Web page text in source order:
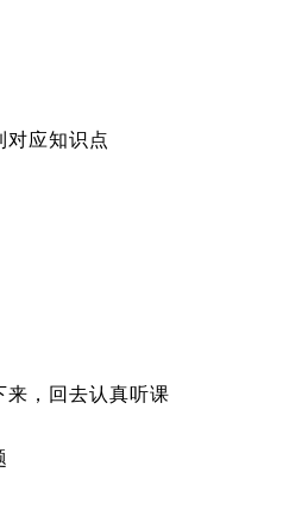
对应知识点
来，回去认真听课